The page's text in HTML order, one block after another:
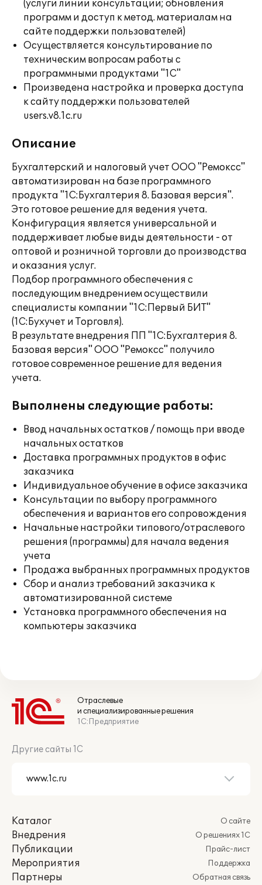
(услуги линии консультации; обновления
программ и доступ к метод. материалам на
сайте поддержки пользователей)
Осуществляется консультирование по
техническим вопросам работы с
программными продуктами "1С"
Произведена настройка и проверка доступа
к сайту поддержки пользователей
users.v8.1c.ru
Описание
Бухгалтерский и налоговый учет ООО "Ремоксс"
автоматизирован на базе программного
продукта "1С:Бухгалтерия 8. Базовая версия".
Это готовое решение для ведения учета.
Конфигурация является универсальной и
поддерживает любые виды деятельности - от
оптовой и розничной торговли до производства
и оказания услуг.
Подбор программного обеспечения с
последующим внедрением осуществили
специалисты компании "1С:Первый БИТ"
(1С:Бухучет и Торговля).
В результате внедрения ПП "1С:Бухгалтерия 8.
Базовая версия" ООО "Ремоксс" получило
готовое современное решение для ведения
учета.
Выполнены следующие работы:
Ввод начальных остатков / помощь при вводе
начальных остатков
Доставка программных продуктов в офис
заказчика
Индивидуальное обучение в офисе заказчика
Консультации по выбору программного
обеспечения и вариантов его сопровождения
Начальные настройки типового/отраслевого
решения (программы) для начала ведения
учета
Продажа выбранных программных продуктов
Сбор и анализ требований заказчика к
автоматизированной системе
Установка программного обеспечения на
компьютеры заказчика
Отраслевые
и специализированные решения
1С:Предприятие
Другие сайты 1С
Каталог
Внедрения
Публикации
Мероприятия
Партнеры
О сайте
О решениях 1С
Прайс-лист
Поддержка
Обратная связь